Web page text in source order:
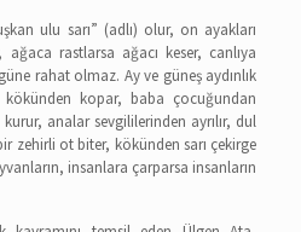
ulu sarı” (adlı) olur, on ayakları
ağaca rastlarsa ağacı keser, canlıya
rahat olmaz. Ay ve güneş aydınlık
kökünden kopar, baba çocuğundan
analar sevgililerinden ayrılır, dul
zehirli ot biter, kökünden sarı çekirge
insanlara çarparsa insanların